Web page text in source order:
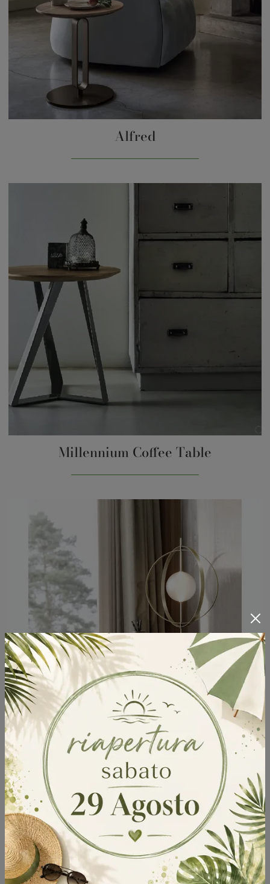
Alfred
Millennium Coffee Table
Scrittoio Matisse